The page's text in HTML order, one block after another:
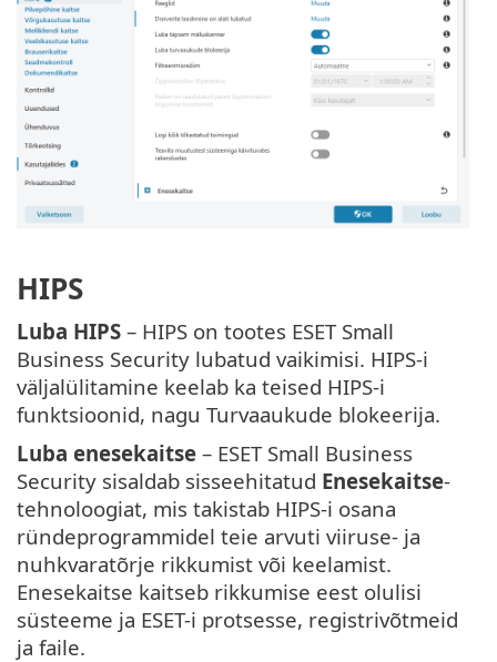
HIPS
Luba HIPS – HIPS on tootes ESET Small
Business Security lubatud vaikimisi. HIPS-i
väljalülitamine keelab ka teised HIPS-i
funktsioonid, nagu Turvaaukude blokeerija.
Luba enesekaitse – ESET Small Business
Security sisaldab sisseehitatud Enesekaitse-
tehnoloogiat, mis takistab HIPS-i osana
ründeprogrammidel teie arvuti viiruse- ja
nuhkvaratõrje rikkumist või keelamist.
Enesekaitse kaitseb rikkumise eest olulisi
süsteeme ja ESET-i protsesse, registrivõtmeid
ja faile.